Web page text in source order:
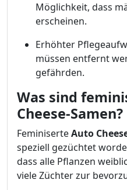
Möglichkeit, dass
erscheinen.
Erhöhter
müssen entfernt
gefährden.
Was sind
Cheese-Samen?
FeminiserteAuto
speziell gezüchtet
dass alle Pflanzen
viele Züchter zur